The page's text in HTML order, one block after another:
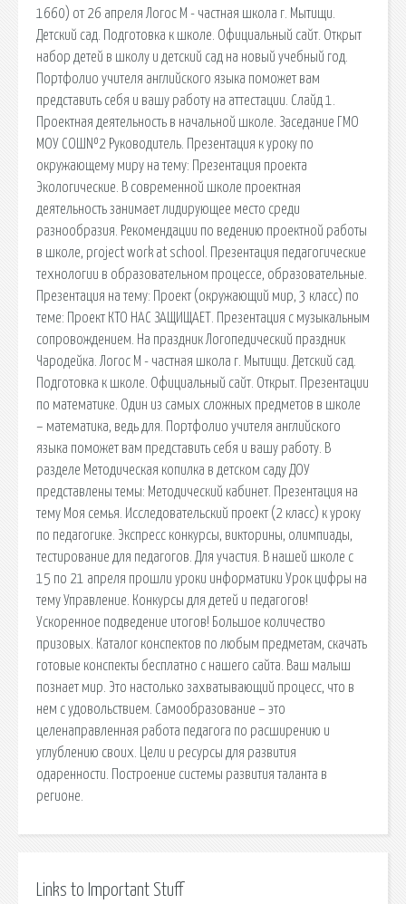
1660) от 26 апреля Логос М - частная школа г. Мытищи.
Детский сад. Подготовка к школе. Официальный сайт. Открыт
набор детей в школу и детский сад на новый учебный год.
Портфолио учителя английского языка поможет вам
представить себя и вашу работу на аттестации. Слайд 1.
Проектная деятельность в начальной школе. Заседание ГМО
МОУ СОШ№2 Руководитель. Презентация к уроку по
окружающему миру на тему: Презентация проекта
Экологические. В современной школе проектная
деятельность занимает лидирующее место среди
разнообразия. Рекомендации по ведению проектной работы
в школе, project work at school. Презентация педагогические
технологии в образовательном процессе, образовательные.
Презентация на тему: Проект (окружающий мир, 3 класс) по
теме: Проект КТО НАС ЗАЩИЩАЕТ. Презентация с музыкальным
сопровождением. На праздник Логопедический праздник
Чародейка. Логос М - частная школа г. Мытищи. Детский сад.
Подготовка к школе. Официальный сайт. Открыт. Презентации
по математике. Один из самых сложных предметов в школе
– математика, ведь для. Портфолио учителя английского
языка поможет вам представить себя и вашу работу. В
разделе Методическая копилка в детском саду ДОУ
представлены темы: Методический кабинет. Презентация на
тему Моя семья. Исследовательский проект (2 класс) к уроку
по педагогике. Экспресс конкурсы, викторины, олимпиады,
тестирование для педагогов. Для участия. В нашей школе с
15 по 21 апреля прошли уроки информатики Урок цифры на
тему Управление. Конкурсы для детей и педагогов!
Ускоренное подведение итогов! Большое количество
призовых. Каталог конспектов по любым предметам, скачать
готовые конспекты бесплатно с нашего сайта. Ваш малыш
познает мир. Это настолько захватывающий процесс, что в
нем с удовольствием. Самообразование – это
целенаправленная работа педагога по расширению и
углублению своих. Цели и ресурсы для развития
одаренности. Построение системы развития таланта в
регионе.
Links to Important Stuff